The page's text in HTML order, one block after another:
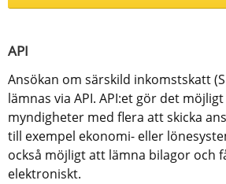
API
Ansökan om särskild inkomstskatt
lämnas via API. API:et gör det
myndigheter med flera att skicka
till exempel ekonomi- eller
också möjligt att lämna bilagor och
elektroniskt.